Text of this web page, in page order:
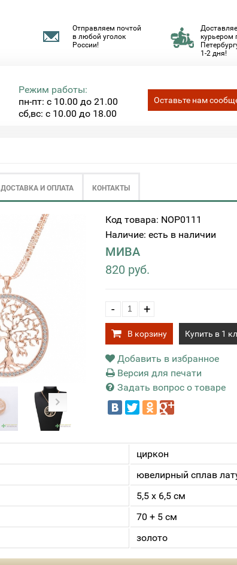
курьером
1-2 дня!
Отправляем почтой
в любой уголок
России!
Режим работы:
пн-пт: с 10.00 до 21.00
сб,вс: с 10.00 до 18.00
Оставьте нам
ДОСТАВКА И ОПЛАТА КОНТАКТЫ
Код товара: NOP0111
Наличие: есть в наличии
МИВА
820 руб.
- +
В корзину Купить в 1
Добавить в избранное
Версия для печати
Задать вопрос о товаре
циркон
ювелирный сплав
5,5 х 6,5 см
70 + 5 см
золото